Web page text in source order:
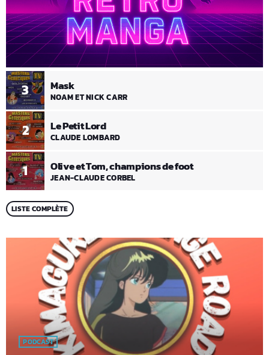
1 Olive et Tom, champions de foot
JEAN-CLAUDE CORBEL
2 Le Petit Lord
CLAUDE LOMBARD
3 Mask
NOAM ET NICK CARR
LISTE COMPLÈTE
PODCAST